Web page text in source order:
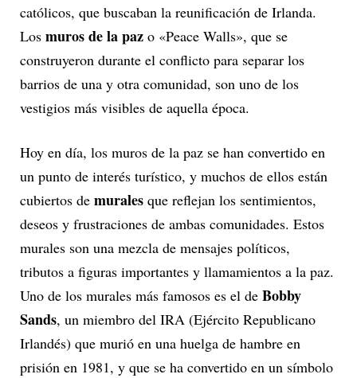
católicos, que buscaban la reunificación de Irlanda.
Los muros de la paz o «Peace Walls», que se
construyeron durante el conflicto para separar los
barrios de una y otra comunidad, son uno de los
vestigios más visibles de aquella época.
Hoy en día, los muros de la paz se han convertido en
un punto de interés turístico, y muchos de ellos están
cubiertos de murales que reflejan los sentimientos,
deseos y frustraciones de ambas comunidades. Estos
murales son una mezcla de mensajes políticos,
tributos a figuras importantes y llamamientos a la paz.
Uno de los murales más famosos es el de Bobby
Sands, un miembro del IRA (Ejército Republicano
Irlandés) que murió en una huelga de hambre en
prisión en 1981, y que se ha convertido en un símbolo